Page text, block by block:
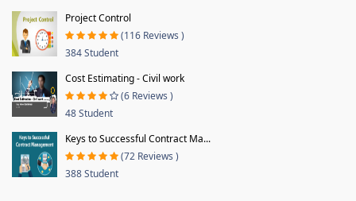
Project Control
(116 Reviews )
384 Student
Cost Estimating - Civil work
(6 Reviews )
48 Student
Keys to Successful Contract Ma...
(72 Reviews )
388 Student